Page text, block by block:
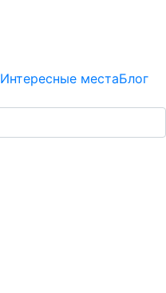
Интересные местаБлог